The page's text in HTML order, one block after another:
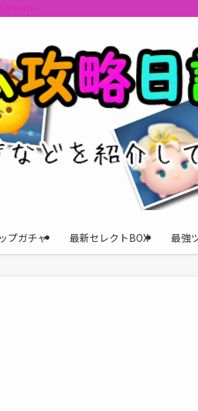
トボックスの情報を最速で提供しビンゴの
プガチャ 最新セレクトBOX 最強